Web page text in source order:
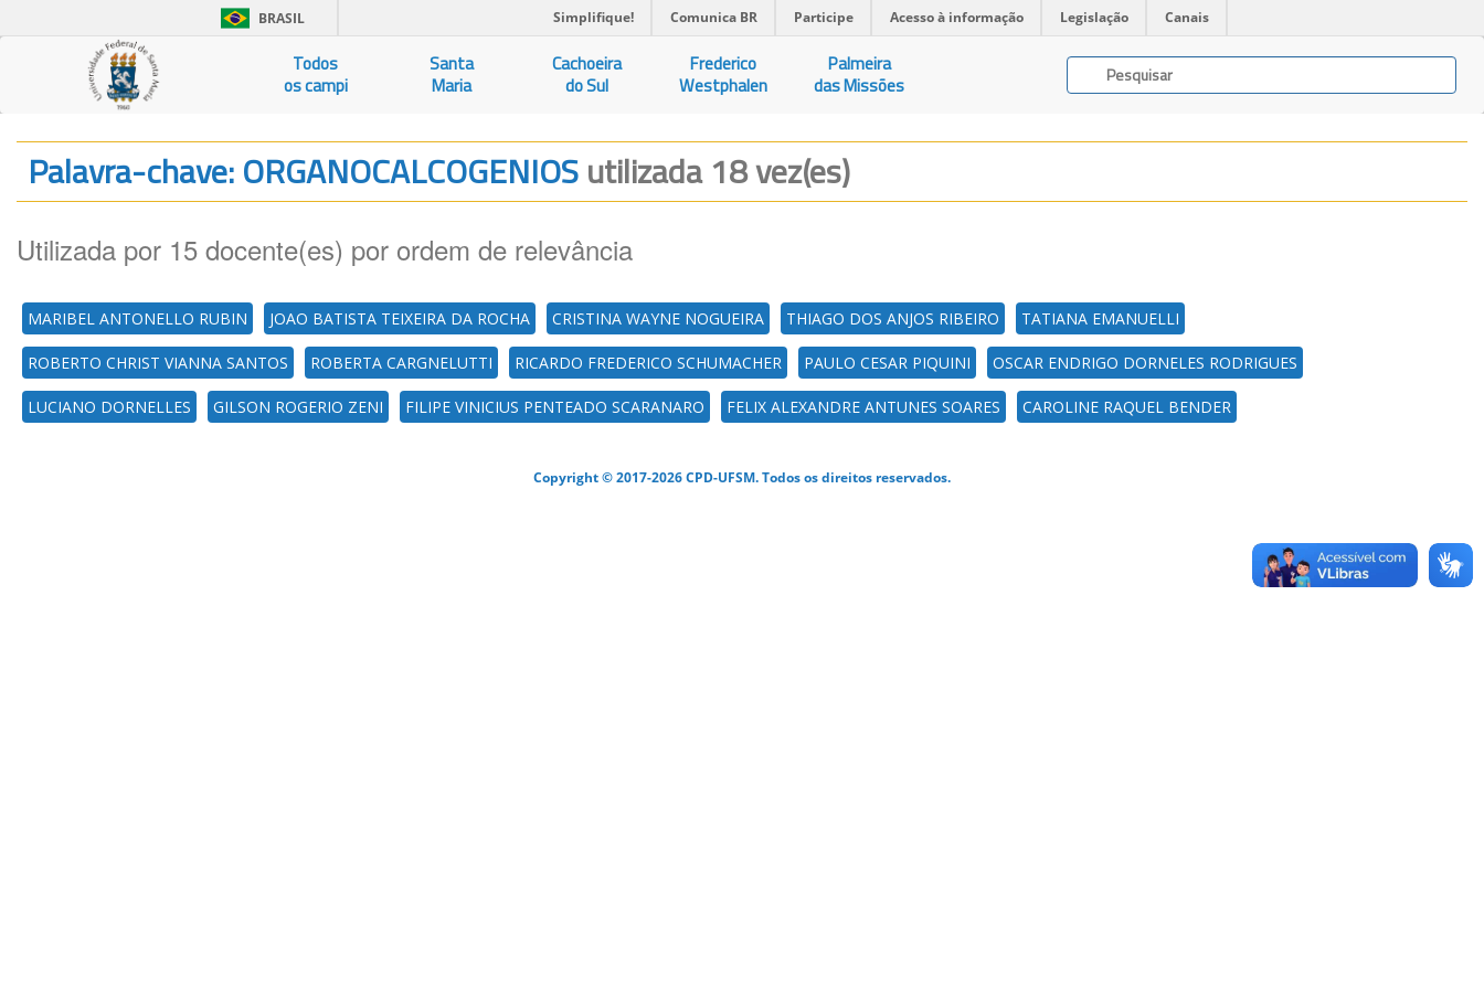
BRASIL Simplifique! Comunica BR Participe Acesso à informação Legislação Canais
Todos
os campi
Santa
Maria
Cachoeira
do Sul
Frederico
Westphalen
Palmeira
das Missões
Palavra-chave: ORGANOCALCOGENIOSutilizada 18 vez(es)
Utilizada por 15 docente(es) por ordem de relevância
MARIBEL ANTONELLO RUBIN JOAO BATISTA TEIXEIRA DA ROCHA CRISTINA WAYNE NOGUEIRA THIAGO DOS ANJOS RIBEIRO TATIANA EMANUELLI
ROBERTO CHRIST VIANNA SANTOS ROBERTA CARGNELUTTI RICARDO FREDERICO SCHUMACHER PAULO CESAR PIQUINI OSCAR ENDRIGO DORNELES RODRIGUES
LUCIANO DORNELLES GILSON ROGERIO ZENI FILIPE VINICIUS PENTEADO SCARANARO FELIX ALEXANDRE ANTUNES SOARES CAROLINE RAQUEL BENDER
Copyright © 2017-2026 CPD-UFSM. Todos os direitos reservados.